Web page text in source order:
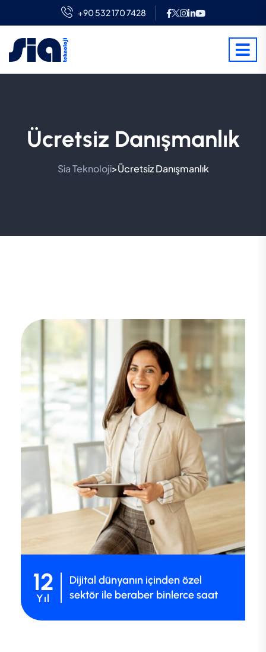
+90 532 170 7428
Ücretsiz Danışmanlık
Sia Teknoloji>Ücretsiz Danışmanlık
12
Yıl
Dijital dünyanın içinden özel
sektör ile beraber binlerce saat